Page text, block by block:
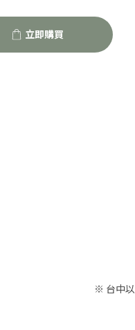
立即購買
※ 台中以